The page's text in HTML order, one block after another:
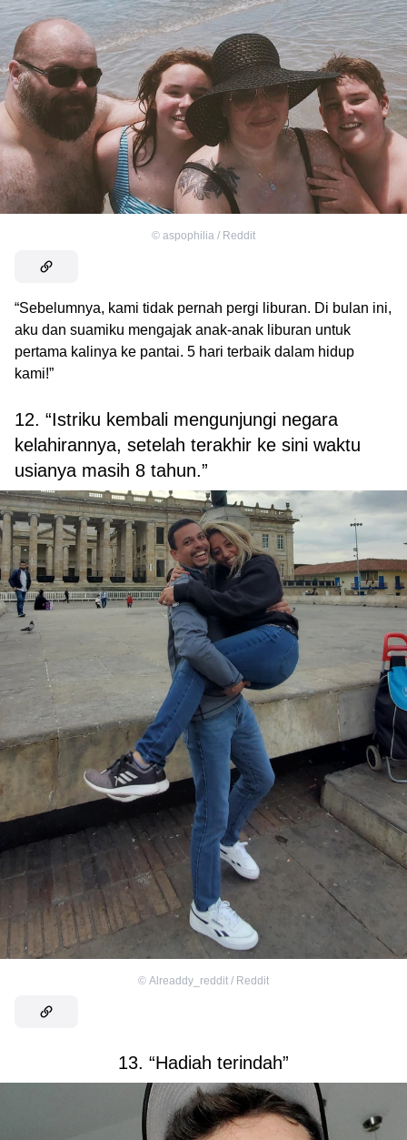
© aspophilia / Reddit
“Sebelumnya, kami tidak pernah pergi liburan. Di bulan ini,
aku dan suamiku mengajak anak-anak liburan untuk
pertama kalinya ke pantai. 5 hari terbaik dalam hidup
kami!”
12. “Istriku kembali mengunjungi negara
kelahirannya, setelah terakhir ke sini waktu
usianya masih 8 tahun.”
© Alreaddy_reddit / Reddit
13. “Hadiah terindah”